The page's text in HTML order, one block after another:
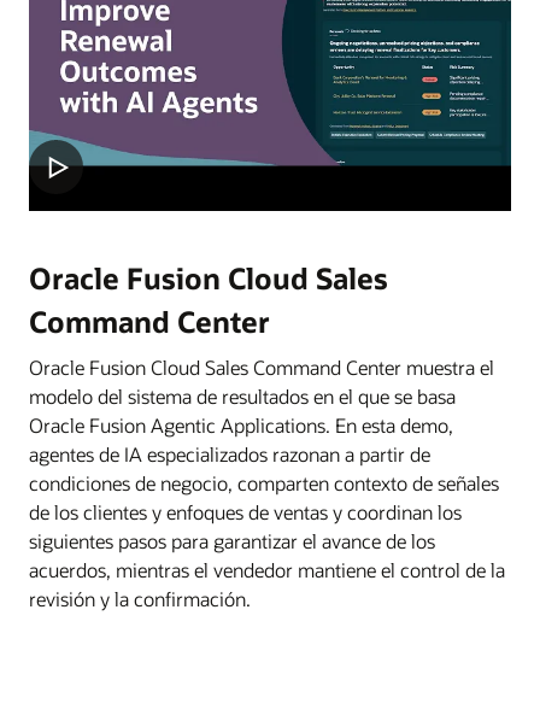
Oracle Fusion Cloud Sales
Command Center
Oracle Fusion Cloud Sales Command Center muestra el
modelo del sistema de resultados en el que se basa
Oracle Fusion Agentic Applications. En esta demo,
agentes de IA especializados razonan a partir de
condiciones de negocio, comparten contexto de señales
de los clientes y enfoques de ventas y coordinan los
siguientes pasos para garantizar el avance de los
acuerdos, mientras el vendedor mantiene el control de la
revisión y la confirmación.